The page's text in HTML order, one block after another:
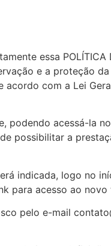
essa POLÍTICA
e a proteção
acordo com a Lei
acessá-la
possibilitar a
indicada, logo no
para acesso ao novo
pelo e-mail